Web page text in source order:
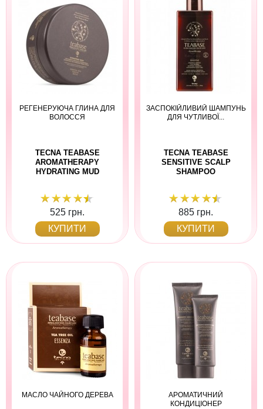
РЕГЕНЕРУЮЧА ГЛИНА ДЛЯ
ВОЛОССЯ
TECNA TEABASE
AROMATHERAPY
HYDRATING MUD
525 грн.
КУПИТИ
ЗАСПОКІЙЛИВИЙ ШАМПУНЬ
ДЛЯ ЧУТЛИВОЇ...
TECNA TEABASE
SENSITIVE SCALP
SHAMPOO
885 грн.
КУПИТИ
МАСЛО ЧАЙНОГО ДЕРЕВА
АРОМАТИЧНИЙ
КОНДИЦІОНЕР